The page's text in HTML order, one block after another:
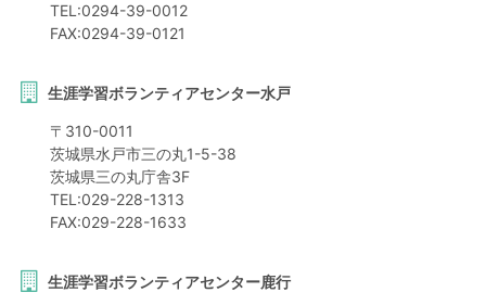
TEL:0294-39-0012
FAX:0294-39-0121
生涯学習ボランティアセンター水戸
〒 310-0011
茨城県水戸市三の丸1-5-38
茨城県三の丸庁舎3F
TEL:029-228-1313
FAX:029-228-1633
生涯学習ボランティアセンター鹿行